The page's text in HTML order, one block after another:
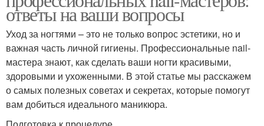
ответы на ваши вопросы
Уход за ногтями – это не только вопрос эстетики, но и
важная часть личной гигиены. Профессиональные nail-
мастера знают, как сделать ваши ногти красивыми,
здоровыми и ухоженными. В этой статье мы расскажем
о самых полезных советах и секретах, которые помогут
вам добиться идеального маникюра.